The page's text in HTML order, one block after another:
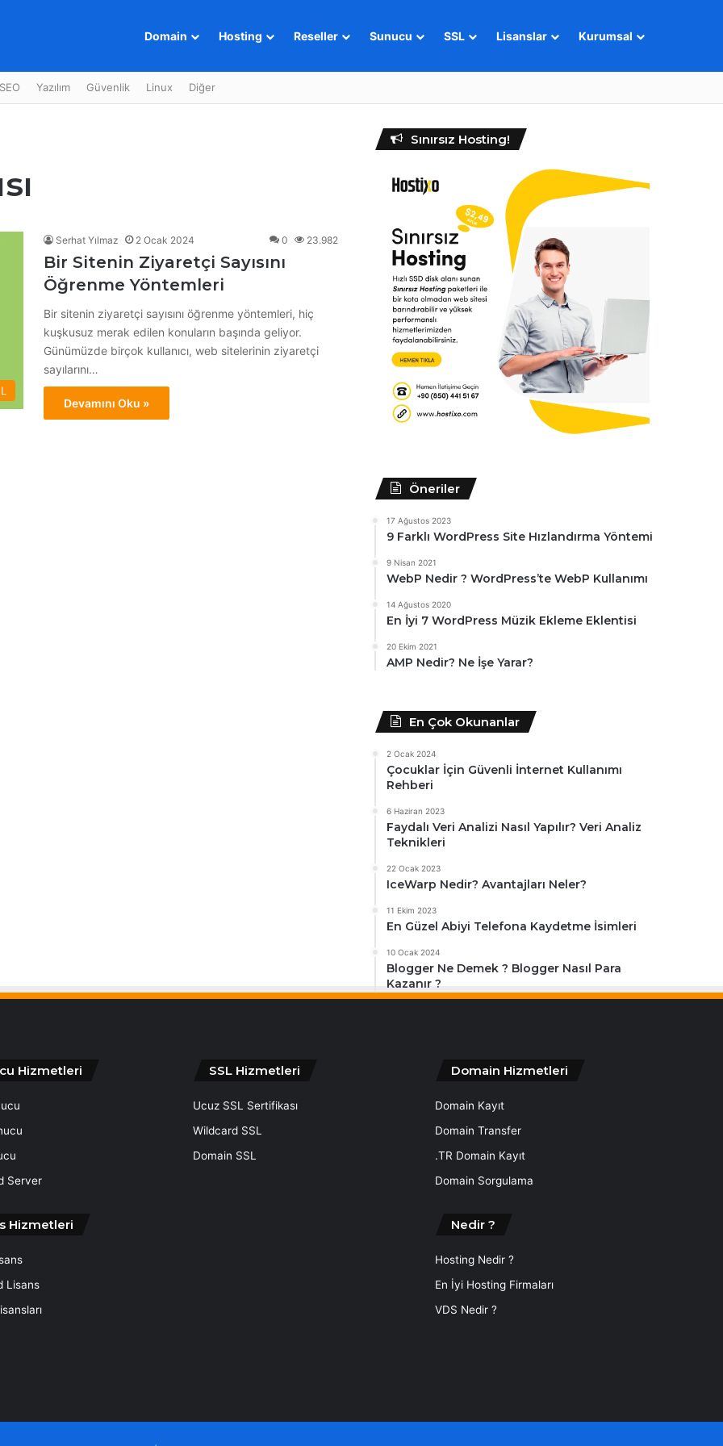
Domain Hosting Reseller Sunucu SSL Lisanslar Kurumsal
SEO Yazılım Güvenlik Linux Diğer
Serhat Yılmaz 2 Ocak 2024 0 23.982
Bir Sitenin Ziyaretçi Sayısını
Öğrenme Yöntemleri
Bir sitenin ziyaretçi sayısını öğrenme yöntemleri, hiç
kuşkusuz merak edilen konuların başında geliyor.
Günümüzde birçok kullanıcı, web sitelerinin ziyaretçi
sayılarını…
Devamını Oku »
Sınırsız Hosting!
Öneriler
17 Ağustos 2023
9 Farklı WordPress Site Hızlandırma Yöntemi
9 Nisan 2021
WebP Nedir ? WordPress’te WebP Kullanımı
14 Ağustos 2020
En İyi 7 WordPress Müzik Ekleme Eklentisi
20 Ekim 2021
AMP Nedir? Ne İşe Yarar?
En Çok Okunanlar
2 Ocak 2024
Çocuklar İçin Güvenli İnternet Kullanımı
Rehberi
6 Haziran 2023
Faydalı Veri Analizi Nasıl Yapılır? Veri Analiz
Teknikleri
22 Ocak 2023
IceWarp Nedir? Avantajları Neler?
11 Ekim 2023
En Güzel Abiyi Telefona Kaydetme İsimleri
10 Ocak 2024
Blogger Ne Demek ? Blogger Nasıl Para
Kazanır ?
Hizmetleri
Server
Hizmetleri
Lisans
SSL Hizmetleri
Ucuz SSL Sertifikası
Wildcard SSL
Domain SSL
Domain Hizmetleri
Domain Kayıt
Domain Transfer
.TR Domain Kayıt
Domain Sorgulama
Nedir ?
Hosting Nedir ?
En İyi Hosting Firmaları
VDS Nedir ?